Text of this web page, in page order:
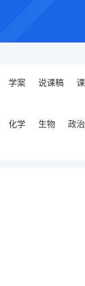
学案 说课稿
化学 生物
政治